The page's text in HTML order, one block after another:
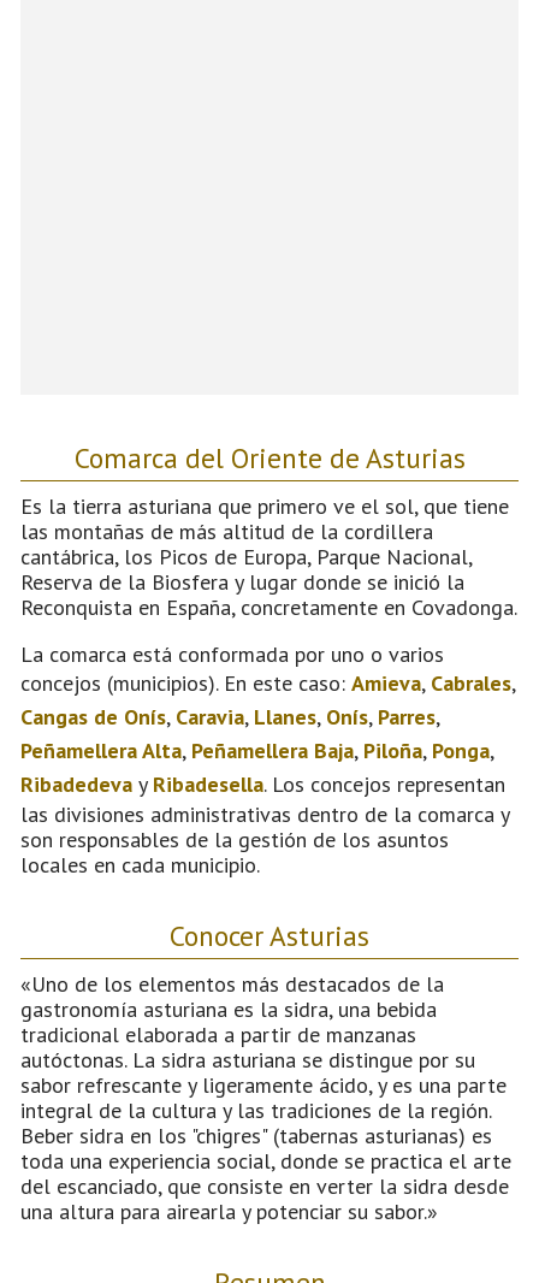
Comarca del Oriente de Asturias
Es la tierra asturiana que primero ve el sol, que tiene
las montañas de más altitud de la cordillera
cantábrica, los Picos de Europa, Parque Nacional,
Reserva de la Biosfera y lugar donde se inició la
Reconquista en España, concretamente en Covadonga.
La comarca está conformada por uno o varios
concejos (municipios). En este caso: Amieva, Cabrales,
Cangas de Onís, Caravia, Llanes, Onís, Parres,
Peñamellera Alta, Peñamellera Baja, Piloña, Ponga,
Ribadedeva y Ribadesella. Los concejos representan
las divisiones administrativas dentro de la comarca y
son responsables de la gestión de los asuntos
locales en cada municipio.
Conocer Asturias
«Uno de los elementos más destacados de la
gastronomía asturiana es la sidra, una bebida
tradicional elaborada a partir de manzanas
autóctonas. La sidra asturiana se distingue por su
sabor refrescante y ligeramente ácido, y es una parte
integral de la cultura y las tradiciones de la región.
Beber sidra en los "chigres" (tabernas asturianas) es
toda una experiencia social, donde se practica el arte
del escanciado, que consiste en verter la sidra desde
una altura para airearla y potenciar su sabor.»